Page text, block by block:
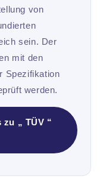
von
sein. Der
mit den
Spezifikation
werden.
„ TÜV “